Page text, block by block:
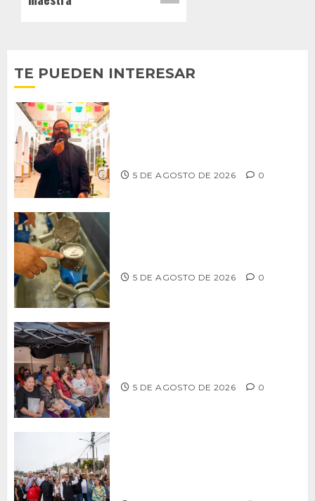
TE PUEDEN INTERESAR
5 DE AGOSTO DE 2026 0
5 DE AGOSTO DE 2026 0
5 DE AGOSTO DE 2026 0